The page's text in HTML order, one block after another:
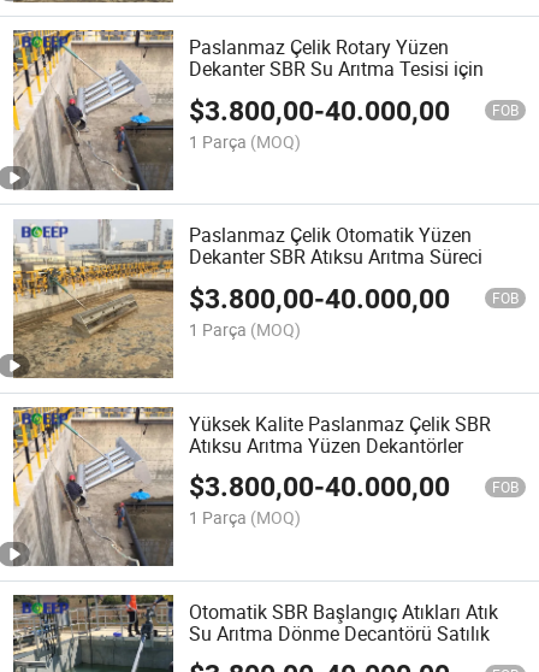
Paslanmaz Çelik Rotary Yüzen
Dekanter SBR Su Arıtma Tesisi için
$3.800,00-40.000,00 FOB
1 Parça (MOQ)
Paslanmaz Çelik Otomatik Yüzen
Dekanter SBR Atıksu Arıtma Süreci
$3.800,00-40.000,00 FOB
1 Parça (MOQ)
Yüksek Kalite Paslanmaz Çelik SBR
Atıksu Arıtma Yüzen Dekantörler
$3.800,00-40.000,00 FOB
1 Parça (MOQ)
Otomatik SBR Başlangıç Atıkları Atık
Su Arıtma Dönme Decantörü Satılık